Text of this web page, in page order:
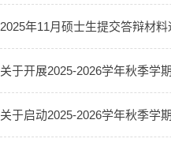
2025年11月硕士生提交答辩材料
关于开展2025-2026学年秋季学
关于启动2025-2026学年秋季学